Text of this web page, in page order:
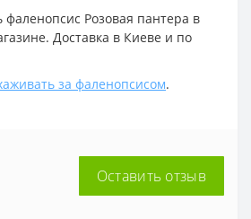
Розовая пантера в
Доставка в Киеве и по
за фаленопсисом.
Оставить отзыв